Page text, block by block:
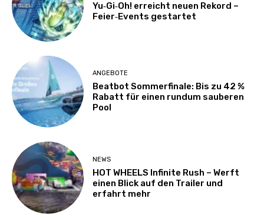
Yu‑Gi‑Oh! erreicht neuen Rekord –
Feier‑Events gestartet
ANGEBOTE
Beatbot Sommerfinale: Bis zu 42 %
Rabatt für einen rundum sauberen
Pool
NEWS
HOT WHEELS Infinite Rush – Werft
einen Blick auf den Trailer und
erfahrt mehr